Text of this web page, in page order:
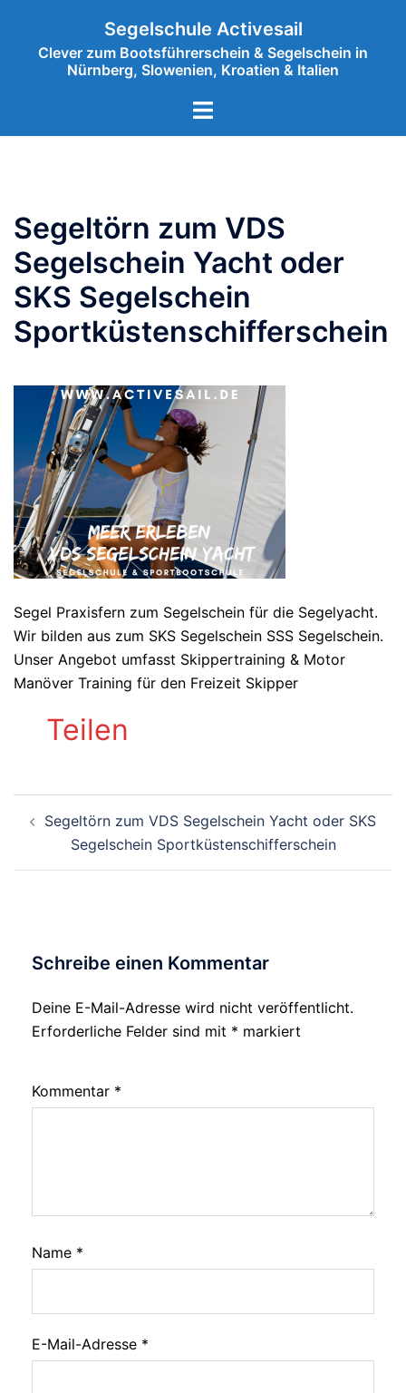
springen
Segelschule Activesail
Clever zum Bootsführerschein & Segelschein in
Nürnberg, Slowenien, Kroatien & Italien
Menü
Segeltörn zum VDS
Segelschein Yacht oder
SKS Segelschein
Sportküstenschifferschein
Segel Praxisfern zum Segelschein für die Segelyacht.
Wir bilden aus zum SKS Segelschein SSS Segelschein.
Unser Angebot umfasst Skippertraining & Motor
Manöver Training für den Freizeit Skipper
Teilen
Beitragsnavigation
Segeltörn zum VDS Segelschein Yacht oder SKS
Segelschein Sportküstenschifferschein
Schreibe einen Kommentar
Deine E-Mail-Adresse wird nicht veröffentlicht.
Erforderliche Felder sind mit * markiert
Kommentar *
Name *
E-Mail-Adresse *
Alternative: